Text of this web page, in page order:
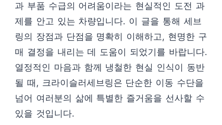
과 부품 수급의 어려움이라는 현실적인 도전 과
제를 안고 있는 차량입니다. 이 글을 통해 세브
링의 장점과 단점을 명확히 이해하고, 현명한 구
매 결정을 내리는 데 도움이 되었기를 바랍니다.
열정적인 마음과 함께 냉철한 현실 인식이 동반
될 때, 크라이슬러세브링은 단순한 이동 수단을
넘어 여러분의 삶에 특별한 즐거움을 선사할 수
있을 것입니다.